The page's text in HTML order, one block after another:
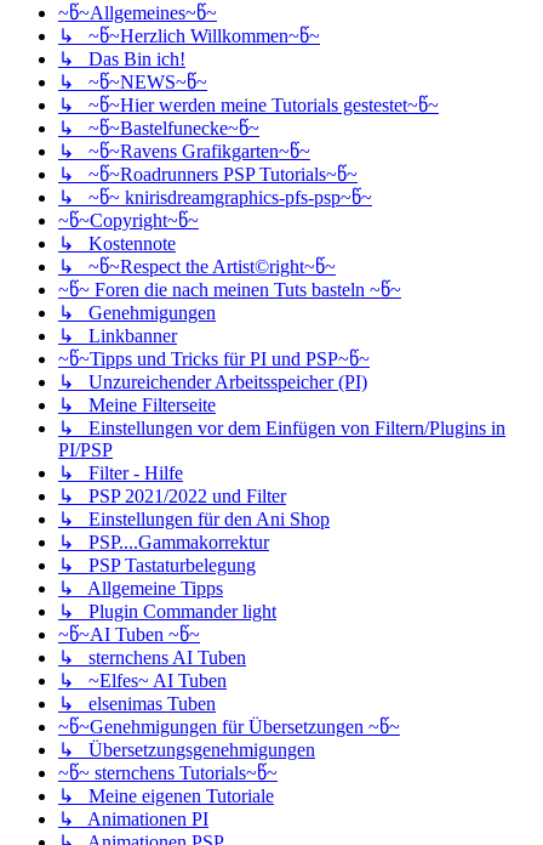
~წ~Allgemeines~წ~
↳ ~წ~Herzlich Willkommen~წ~
↳ Das Bin ich!
↳ ~წ~NEWS~წ~
↳ ~წ~Hier werden meine Tutorials gestestet~წ~
↳ ~წ~Bastelfunecke~წ~
↳ ~წ~Ravens Grafikgarten~წ~
↳ ~წ~Roadrunners PSP Tutorials~წ~
↳ ~წ~ knirisdreamgraphics-pfs-psp~წ~
~წ~Copyright~წ~
↳ Kostennote
↳ ~წ~Respect the Artist©right~წ~
~წ~ Foren die nach meinen Tuts basteln ~წ~
↳ Genehmigungen
↳ Linkbanner
~წ~Tipps und Tricks für PI und PSP~წ~
↳ Unzureichender Arbeitsspeicher (PI)
↳ Meine Filterseite
↳ Einstellungen vor dem Einfügen von Filtern/Plugins in
PI/PSP
↳ Filter - Hilfe
↳ PSP 2021/2022 und Filter
↳ Einstellungen für den Ani Shop
↳ PSP....Gammakorrektur
↳ PSP Tastaturbelegung
↳ Allgemeine Tipps
↳ Plugin Commander light
~წ~AI Tuben ~წ~
↳ sternchens AI Tuben
↳ ~Elfes~ AI Tuben
↳ elsenimas Tuben
~წ~Genehmigungen für Übersetzungen ~წ~
↳ Übersetzungsgenehmigungen
~წ~ sternchens Tutorials~წ~
↳ Meine eigenen Tutoriale
↳ Animationen PI